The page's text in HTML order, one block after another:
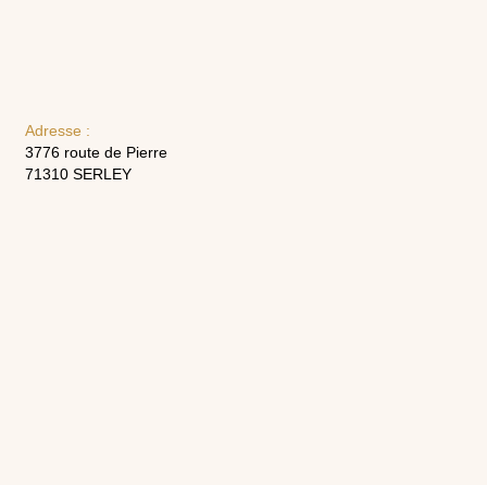
Adresse :
3776 route de Pierre
71310 SERLEY